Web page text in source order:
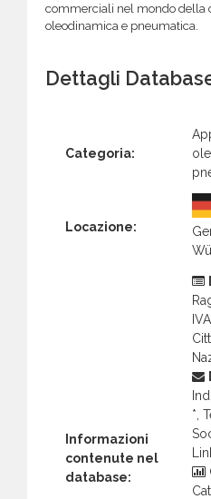
commerciali nel mondo della
oleodinamica e pneumatica.
Dettagli
Categoria:
Locazione:
Informazioni
contenute nel
database:
*,